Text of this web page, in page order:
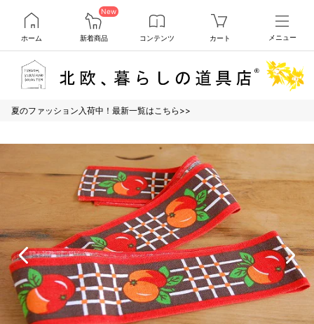
ホーム
New
新着商品 コンテンツ カート メニュー
夏のファッション入荷中！最新一覧はこちら>>